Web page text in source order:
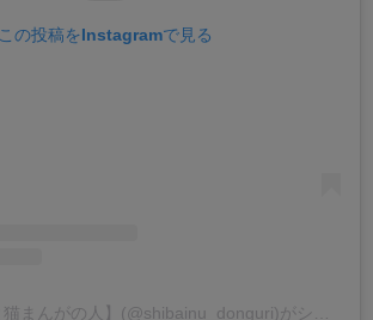
この投稿をInstagramで見る